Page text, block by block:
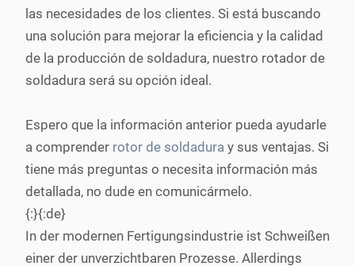
las necesidades de los clientes. Si está buscando
una solución para mejorar la eficiencia y la calidad
de la producción de soldadura, nuestro rotador de
soldadura será su opción ideal.
Espero que la información anterior pueda ayudarle
a comprender rotor de soldadura y sus ventajas. Si
tiene más preguntas o necesita información más
detallada, no dude en comunicármelo.
{:}{:de}
In der modernen Fertigungsindustrie ist Schweißen
einer der unverzichtbaren Prozesse. Allerdings